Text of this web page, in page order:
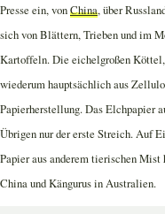
Presse ein, vonChina, über
sich von Blättern, Trieben und im
Kartoffeln. Die eichelgroßen
wiederum hauptsächlich aus
Papierherstellung. Das Elchpapier
Übrigen nur der erste Streich. Auf
Papier aus anderem tierischen Mist
China und Kängurus in Australien.